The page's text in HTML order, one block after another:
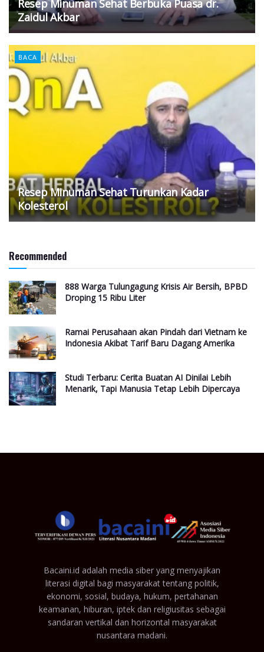
Resep Minuman Sehat Berbuka Puasa dr.
Zaidul Akbar
BACA
Resep Minuman Sehat Turunkan Kadar
Kolesterol
Recommended
888 Warga Tulungagung Krisis Air Bersih, BPBD
Droping 15 Ribu Liter
Ramai Perusahaan akan Pindah dari Vietnam ke
Indonesia Akibat Tarif Baru Dagang Amerika
Studi Terbaru: Cerita Buatan AI Dinilai Lebih
Menarik, Tapi Manusia Tetap Lebih Dipercaya
Bacaini.id adalah media siber yang menyajikan
literasi digital bagi masyarakat tentang politik,
ekonomi, sosial, budaya, hukum, pertahanan
keamanan, hiburan, iptek dan religiusitas sebagai
sandaran vertikal dan horizontal masyarakat
nusantara madani.